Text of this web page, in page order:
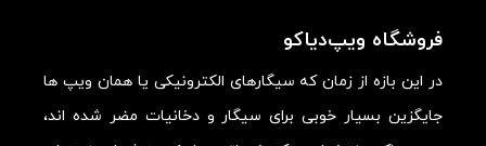
فروشگاه ویپ‌دیاکو
در این بازه از زمان که سیگارهای الکترونیکی یا همان ویپ ها
جایگزین بسیار خوبی برای سیگار و دخانیات مضر شده اند،